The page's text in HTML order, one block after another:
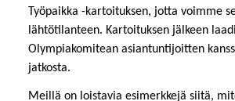
Työpaikka -kartoituksen, jotta voimme
lähtötilanteen. Kartoituksen jälkeen
Olympiakomitean asiantuntijoitten
jatkosta.
Meillä on loistavia esimerkkejä siitä,